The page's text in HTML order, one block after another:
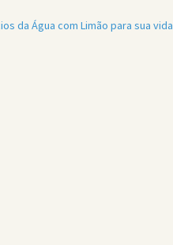
da Água com Limão para sua vida